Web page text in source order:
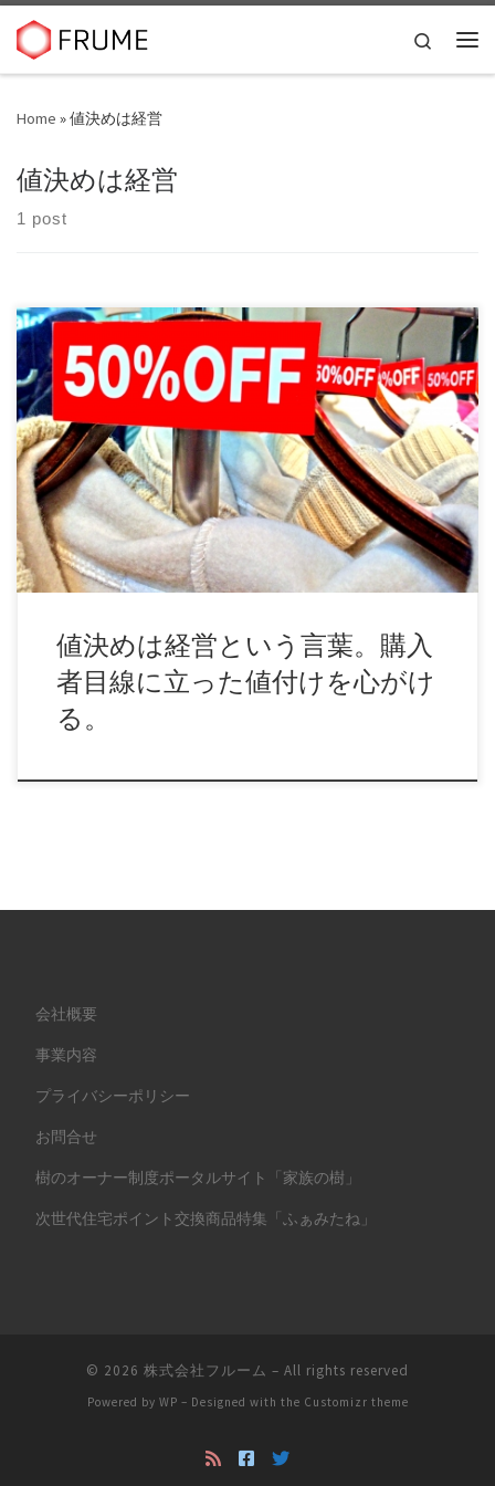
Skip to content
Search
Home »値決めは経営
値決めは経営
1 post
「値決めは経営」は、京セラ、KDDI創業者であり、JALの名
誉会長である稲盛和夫さんの有名な言葉です […]
値決めは経営という言葉。購入
者目線に立った値付けを心がけ
る。
会社概要
事業内容
プライバシーポリシー
お問合せ
樹のオーナー制度ポータルサイト「家族の樹」
次世代住宅ポイント交換商品特集「ふぁみたね」
© 2026 株式会社フルーム – All rights reserved
Powered by WP – Designed with the Customizr theme